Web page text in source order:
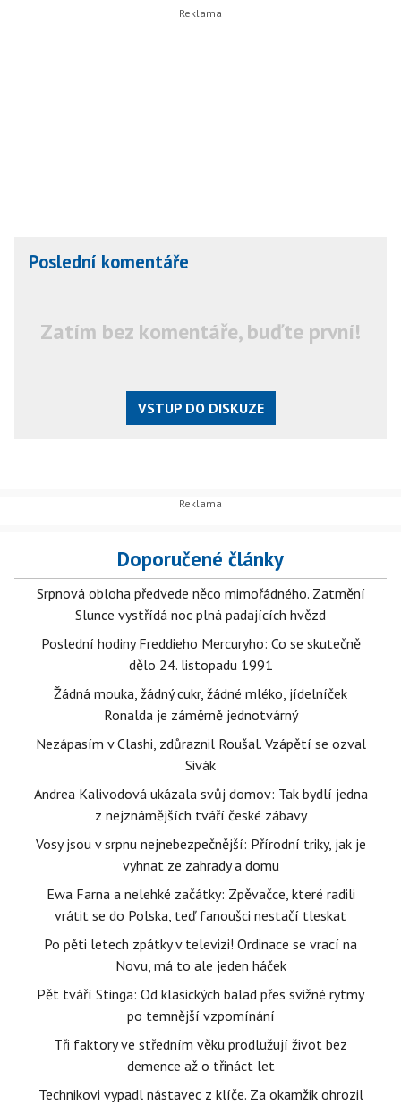
Poslední komentáře
Zatím bez komentáře, buďte první!
VSTUP DO DISKUZE
Doporučené články
Srpnová obloha předvede něco mimořádného. Zatmění
Slunce vystřídá noc plná padajících hvězd
Poslední hodiny Freddieho Mercuryho: Co se skutečně
dělo 24. listopadu 1991
Žádná mouka, žádný cukr, žádné mléko, jídelníček
Ronalda je záměrně jednotvárný
Nezápasím v Clashi, zdůraznil Roušal. Vzápětí se ozval
Sivák
Andrea Kalivodová ukázala svůj domov: Tak bydlí jedna
z nejznámějších tváří české zábavy
Vosy jsou v srpnu nejnebezpečnější: Přírodní triky, jak je
vyhnat ze zahrady a domu
Ewa Farna a nelehké začátky: Zpěvačce, které radili
vrátit se do Polska, teď fanoušci nestačí tleskat
Po pěti letech zpátky v televizi! Ordinace se vrací na
Novu, má to ale jeden háček
Pět tváří Stinga: Od klasických balad přes svižné rytmy
po temnější vzpomínání
Tři faktory ve středním věku prodlužují život bez
demence až o třináct let
Technikovi vypadl nástavec z klíče. Za okamžik ohrozil